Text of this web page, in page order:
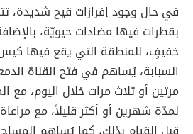
في حال وجود إفرازات قيح شديدة،
بقطرات فيها مضادات حيويّة،
خفيفٍ، للمنطقة التي يقع فيها
السبابة، يُساهم في فتح القناة
مرتين أو ثلاث مرات خلال اليوم،
لمدّة شهرين أو أكثر قليلاً، مع